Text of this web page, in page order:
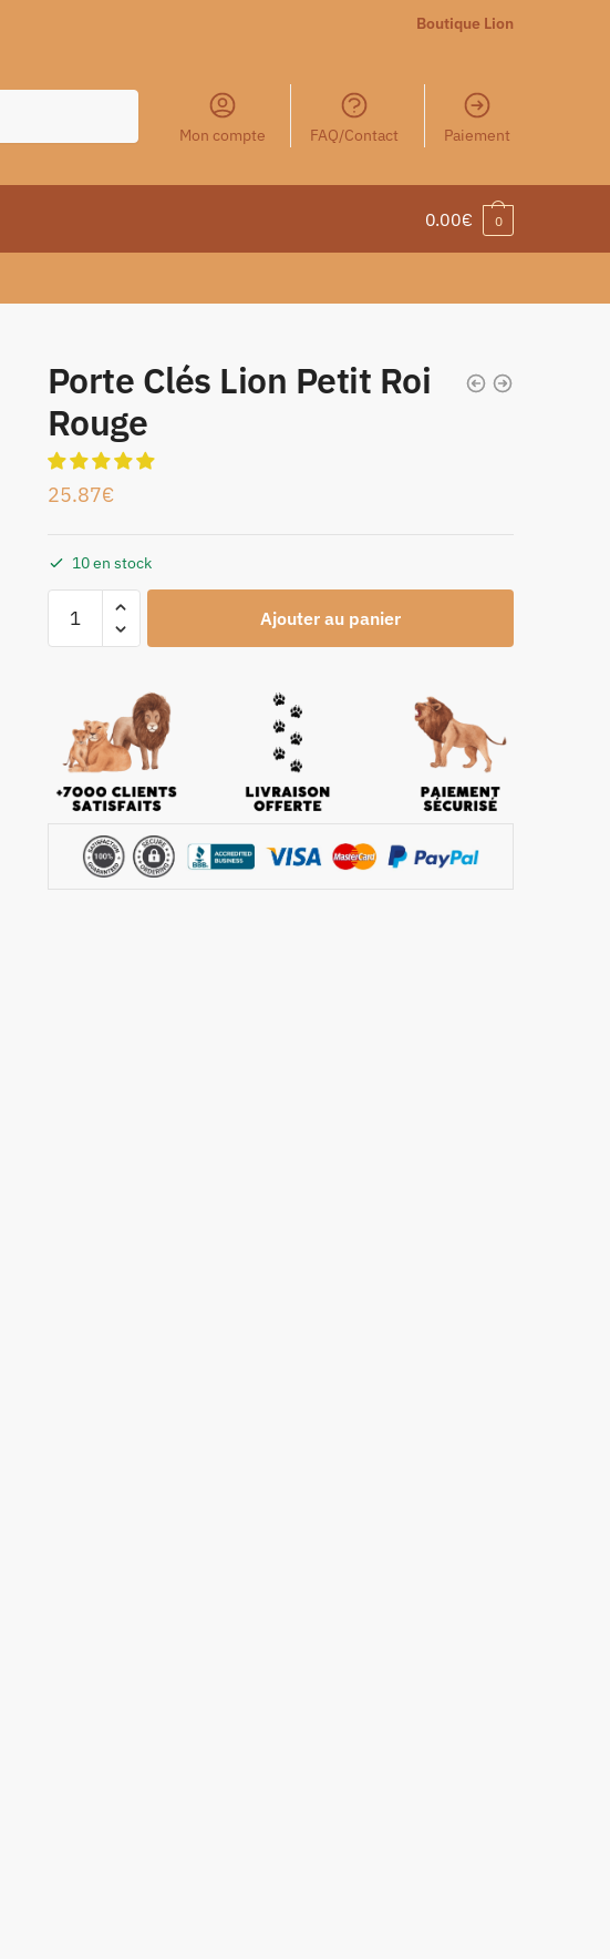
Boutique Lion
Mon compte FAQ/Contact Paiement
0.00€ 0
Porte Clés Lion Petit Roi
Rouge
25.87€
10 en stock
Ajouter au panier